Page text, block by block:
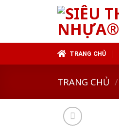
TRANG CHỦ
TRANG CHỦ /